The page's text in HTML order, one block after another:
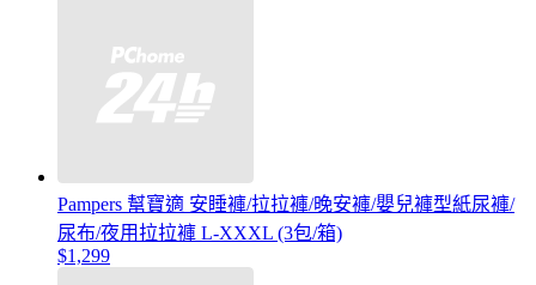
Pampers 幫寶適 安睡褲/拉拉褲/晚安褲/嬰兒褲型紙尿褲/
尿布/夜用拉拉褲 L-XXXL (3包/箱)
$1,299